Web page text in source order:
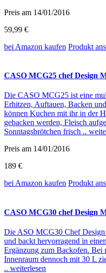
Preis am 14/01/2016
59,99 €
bei Amazon kaufen Produkt
CASO MCG25 chef Design
Die CASO MCG25 ist eine
Erhitzen, Auftauen, Backen
können Kuchen mit ihr in der
gebacken werden, Fleisch
Sonntagsbrötchen frisch ..
Preis am 14/01/2016
189 €
bei Amazon kaufen Produkt
CASO MCG30 chef Design
Die ASO MCG30 Chef
und backt hervorragend in
Ergänzung zum Backofen. Bei
Innenraum dennoch mit 30 L
.. weiterlesen